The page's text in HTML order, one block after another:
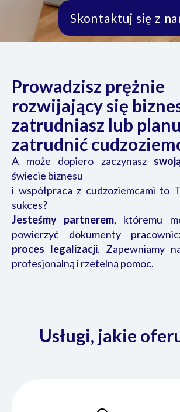
Skontaktuj się z
Prowadzisz prężnie
rozwijający się
zatrudniasz lub
zatrudnić
A może dopiero zaczynasz
świecie biznesu
i współpraca z cudzoziemcami to
sukces?
Jesteśmy partnerem, któremu
powierzyć dokumenty
proces legalizacji. Zapewniamy
profesjonalną i rzetelną pomoc.
Usługi, jakie